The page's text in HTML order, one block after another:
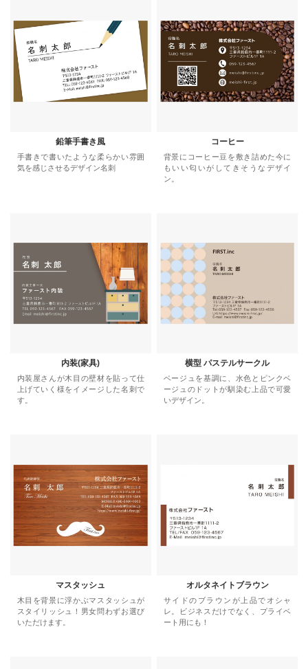
鉛筆手書き風
手書きで書いたような柔らかい雰囲
気を感じさせるデザイン名刺
コーヒー
背景にコーヒー豆を敷き詰めた今に
もいい匂いがしてきそうなデザイ
ン。
内装(家具)
内装屋さんが木目の壁材を貼って仕
上げていく様をイメージした名刺で
す。
横型 パステルサークル
ベージュを基調に、水色とピンクベ
ージュのドットが馴染む上品で可愛
いデザイン。
マスタッシュ
木目を背景に浮かぶマスタッシュが
スタイリッシュ！男女問わずお選び
いただけます。
オルタネイトブラウン
サイドのブラウンが上品でオシャ
レ。ビジネスだけでなく、プライベ
ート用にも！